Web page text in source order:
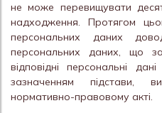
не може перевищувати
надходження. Протягом
персональних даних
персональних даних, що
відповідні персональні
зазначенням підстави,
нормативно-правовому акті.